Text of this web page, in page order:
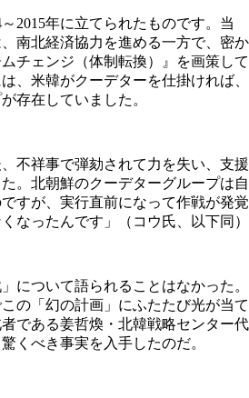
～2015年に立てられたものです。当
南北経済協力を進める一方で、密か
チェンジ（体制転換）』を画策して
、米韓がクーデターを仕掛ければ、
存在していました。
不祥事で弾劾されて力を失い、支援
。北朝鮮のクーデターグループは自
すが、実行直前になって作戦が発覚
なったんです」（コウ氏、以下同）
について語られることはなかった。
の「幻の計画」にふたたび光が当て
である姜哲煥・北韓戦略センター代
くべき事実を入手したのだ。